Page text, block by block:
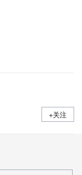
+关注